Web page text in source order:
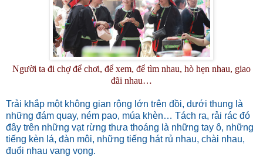
Người ta đi chợ để chơi, để xem, để tìm nhau, hò hẹn nhau, giao
đãi nhau…
Trải khắp một không gian rộng lớn trên đồi, dưới thung là
những đám quay, ném pao, múa khèn… Tách ra, rải rác đó
đây trên những vạt rừng thưa thoáng là những tay ô, những
tiếng kèn lá, đàn môi, những tiếng hát rủ nhau, chài nhau,
đuổi nhau vang vọng.